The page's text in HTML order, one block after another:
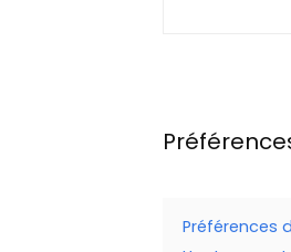
Préférences